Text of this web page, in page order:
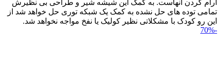
آرام کردن آنهاست. به کمک این شیشه شیر و طراحی بی نظیرش
تمامی توده های حل نشده به کمک یک شبکه توری حل خواهد شد از
این رو کودک با مشکلاتی نظیر کولیک یا نفخ مواجه نخواهد شد.
-70%